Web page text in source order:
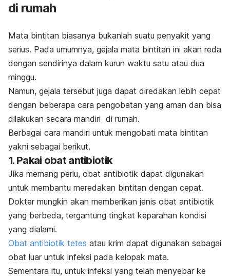
di rumah
Mata bintitan biasanya bukanlah suatu penyakit yang
serius. Pada umumnya, gejala mata bintitan ini akan reda
dengan sendirinya dalam kurun waktu satu atau dua
minggu.
Namun, gejala tersebut juga dapat diredakan lebih cepat
dengan beberapa cara pengobatan yang aman dan bisa
dilakukan secara mandiri di rumah.
Berbagai cara mandiri untuk mengobati mata bintitan
yakni sebagai berikut.
1. Pakai obat antibiotik
Jika memang perlu, obat antibiotik dapat digunakan
untuk membantu meredakan bintitan dengan cepat.
Dokter mungkin akan memberikan jenis obat antibiotik
yang berbeda, tergantung tingkat keparahan kondisi
yang dialami.
Obat antibiotik tetes atau krim dapat digunakan sebagai
obat luar untuk infeksi pada kelopak mata.
Sementara itu, untuk infeksi yang telah menyebar ke